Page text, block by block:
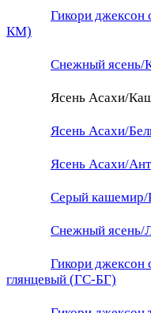
Гикори
КМ)
Снежный
Ясень Асахи/
Ясень Асахи/
Ясень Асахи/
Серый
Снежный
Гикори джексон
глянцевый (ГС-БГ)